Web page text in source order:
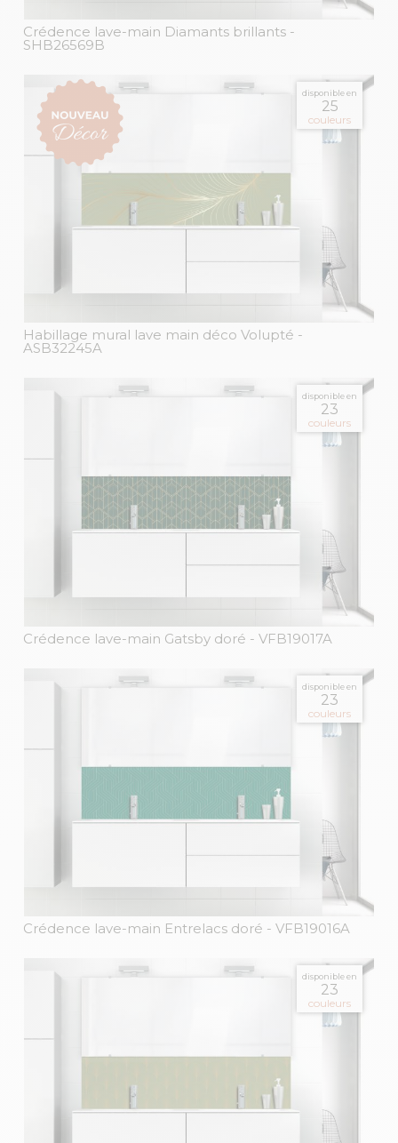
Crédence lave-main Diamants brillants -
SHB26569B
disponible en
25
couleurs
Habillage mural lave main déco Volupté -
ASB32245A
disponible en
23
couleurs
Crédence lave-main Gatsby doré - VFB19017A
disponible en
23
couleurs
Crédence lave-main Entrelacs doré - VFB19016A
disponible en
23
couleurs